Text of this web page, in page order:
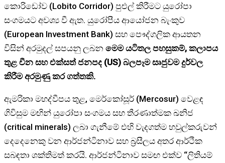
කොරිඩෝව (Lobito Corridor) පුළුල් කිරීමට යුරෝපා
සංගමයට අවශ්‍ය වී ඇත. යුරෝපීය ආයෝජන බැංකුව
(European Investment Bank) සහ පෞද්ගලික ආයතන
විසින් අරමුදල් සපයනු ලබන මෙම යටිතල පහසුකම්, කලාපය
තුළ චීන සහ එක්සත් ජනපද (US) බලපෑම සෘජුවම දුර්වල
කිරීම අරමුණු කර ගත්තකි.
ඇමරිකා මහද්වීපය තුළ, මෙර්කෝසූර් (Mercosur) වෙළඳ
ගිවිසුම මඟින් යුරෝපා සංගමය සහ තීරණාත්මක ඛනිජ
(critical minerals) ලබා ගැනීමේ එහි වැදගත්ම හවුල්කරුවන්
දෙදෙනෙකු වන ආර්ජන්ටිනාව සහ බ්‍රසීලය අතර ආර්ථික
සබඳතා ශක්තිමත් කරයි. ආර්ජන්ටිනාව සමඟ එක්ව “ලිතියම්